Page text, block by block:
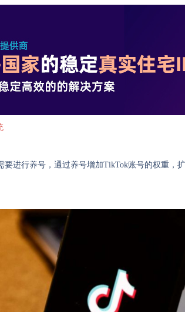
要进行养号，通过养号增加TikTok账号的权重，